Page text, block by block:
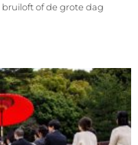
of de grote dag